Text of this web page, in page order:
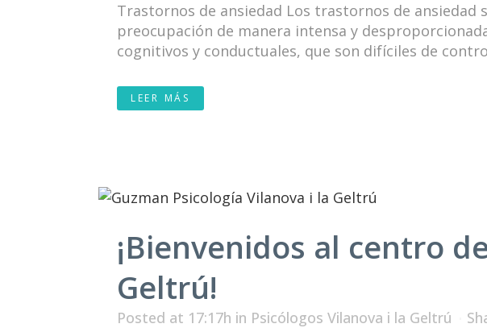
Trastornos de ansiedad Los trastornos de ansiedad
preocupación de manera intensa y
cognitivos y conductuales, que son difíciles de
LEER MÁS
¡Bienvenidos al centro
Geltrú!
Posted at 17:17h in Psicólogos Vilanova i la Geltrú